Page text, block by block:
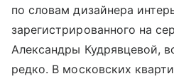
по словам дизайнера
зарегистрированного на
Александры Кудрявцевой,
редко. В московских